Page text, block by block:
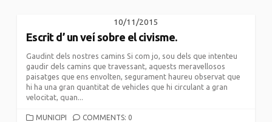
10/11/2015
Escrit d’ un veí sobre el civisme.
Gaudint dels nostres camins Si com jo, sou dels que intenteu
gaudir dels camins que travessant, aquests meravellosos
paisatges que ens envolten, segurament haureu observat que
hi ha una gran quantitat de vehicles que hi circulant a gran
velocitat, quan...
CATEGORIES
MUNICIPI COMMENTS: 0